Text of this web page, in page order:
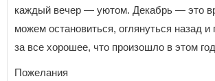
каждый вечер — уютом. Декабрь — это
можем остановиться, оглянуться назад и
за все хорошее, что произошло в этом
Пожелания